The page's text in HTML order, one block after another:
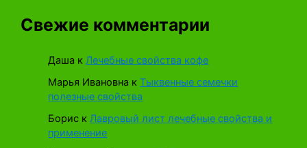
Свежие комментарии
Даша кЛечебные свойства кофе
Марья Ивановна кТыквенные семечки
полезные свойства
Борис кЛавровый лист лечебные свойства и
применение